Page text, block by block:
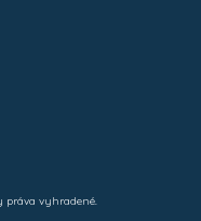
práva vyhradené.